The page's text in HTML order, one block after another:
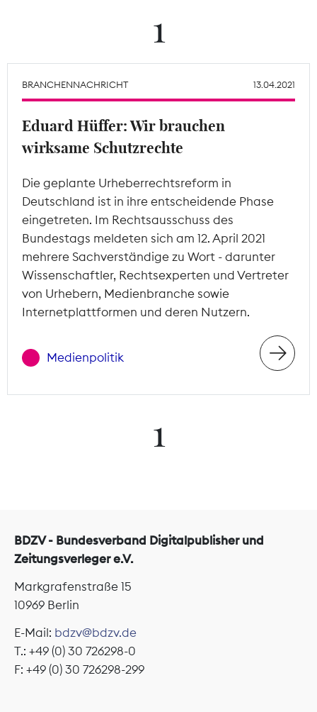
Mitgliederbereich
1
BRANCHENNACHRICHT 13.04.2021
Eduard Hüffer: Wir brauchen
wirksame Schutzrechte
Die geplante Urheberrechtsreform in
Deutschland ist in ihre entscheidende Phase
eingetreten. Im Rechtsausschuss des
Bundestags meldeten sich am 12. April 2021
mehrere Sachverständige zu Wort - darunter
Wissenschaftler, Rechtsexperten und Vertreter
von Urhebern, Medienbranche sowie
Internetplattformen und deren Nutzern.
Medienpolitik
1
BDZV - Bundesverband Digitalpublisher und
Zeitungsverleger e.V.
Markgrafenstraße 15
10969 Berlin
E-Mail: bdzv@bdzv.de
T.: +49 (0) 30 726298-0
F: +49 (0) 30 726298-299